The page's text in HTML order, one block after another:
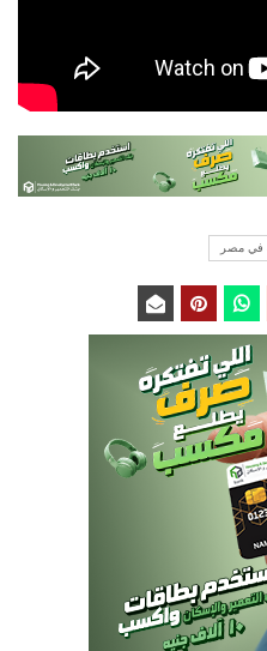
في مصر